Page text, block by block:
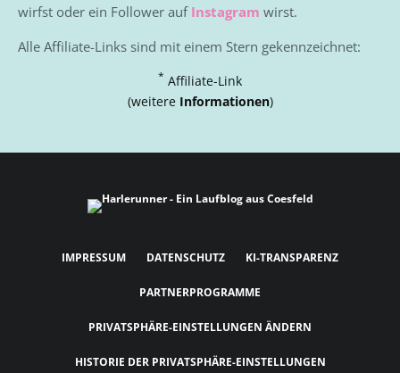
wirfst oder ein Follower auf Instagram wirst.
Alle Affiliate-Links sind mit einem Stern gekennzeichnet:
* Affiliate-Link
(weitere Informationen)
IMPRESSUM DATENSCHUTZ KI-TRANSPARENZ
PARTNERPROGRAMME
PRIVATSPHÄRE-EINSTELLUNGEN ÄNDERN
HISTORIE DER PRIVATSPHÄRE-EINSTELLUNGEN